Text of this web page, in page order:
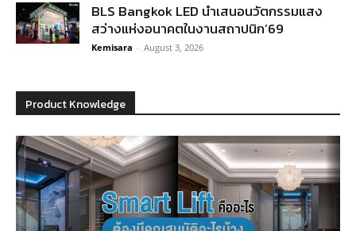
BLS Bangkok LED นำเสนอนวัตกรรมแสง
สว่างแห่งอนาคตในงานสถาปนิก’69
Kemisara - August 3, 2026
Product Knowledge